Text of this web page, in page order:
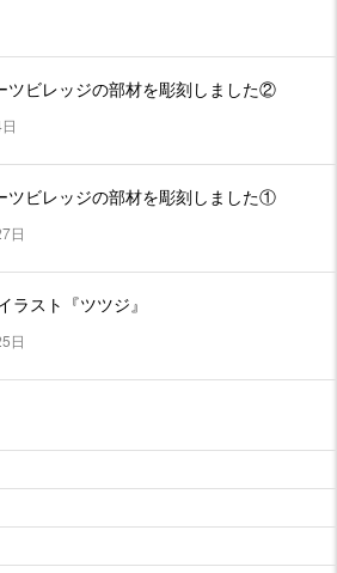
ツビレッジの部材を彫刻しました②
ツビレッジの部材を彫刻しました①
日
ラスト『ツツジ』
日